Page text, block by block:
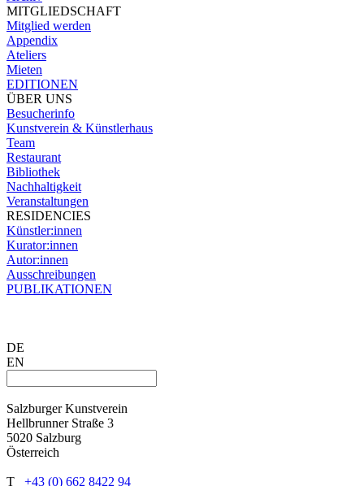
MITGLIEDSCHAFT
Mitglied werden
Appendix
Ateliers
Mieten
EDITIONEN
ÜBER UNS
Besucherinfo
Kunstverein & Künstlerhaus
Team
Restaurant
Bibliothek
Nachhaltigkeit
Veranstaltungen
RESIDENCIES
Künstler:innen
Kurator:innen
Autor:innen
Ausschreibungen
PUBLIKATIONEN
DE
EN
Salzburger Kunstverein
Hellbrunner Straße 3
5020 Salzburg
Österreich
T +43 (0) 662 8422 94